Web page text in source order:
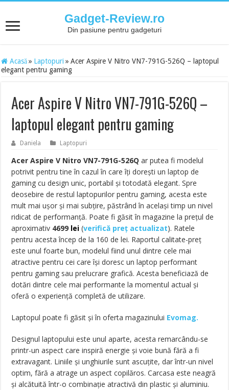
Gadget-Review.ro
Din pasiune pentru gadgeturi
Acasă » Laptopuri » Acer Aspire V Nitro VN7-791G-526Q – laptopul
elegant pentru gaming
Acer Aspire V Nitro VN7-791G-526Q –
laptopul elegant pentru gaming
Daniela Laptopuri
Acer Aspire V Nitro VN7-791G-526Q ar putea fi modelul
potrivit pentru tine în cazul în care îți dorești un laptop de
gaming cu design unic, portabil și totodată elegant. Spre
deosebire de restul laptopurilor pentru gaming, acesta este
mult mai ușor și mai subțire, păstrând în același timp un nivel
ridicat de performanță. Poate fi găsit în magazine la prețul de
aproximativ 4699 lei (verifică preț actualizat). Ratele
pentru acesta încep de la 160 de lei. Raportul calitate-preț
este unul foarte bun, modelul fiind unul dintre cele mai
atractive pentru cei care își doresc un laptop performant
pentru gaming sau prelucrare grafică. Acesta beneficiază de
dotări dintre cele mai performante la momentul actual și
oferă o experiență completă de utilizare.
Laptopul poate fi găsit și în oferta magazinului Evomag.
Designul laptopului este unul aparte, acesta remarcându-se
printr-un aspect care inspiră energie și voie bună fără a fi
extravagant. Liniile și unghiurile sunt ascuțite, dar într-un nivel
optim, fără a atrage un aspect copilăros. Carcasa este neagră
și alcătuită într-o combinație atractivă din plastic și aluminiu.